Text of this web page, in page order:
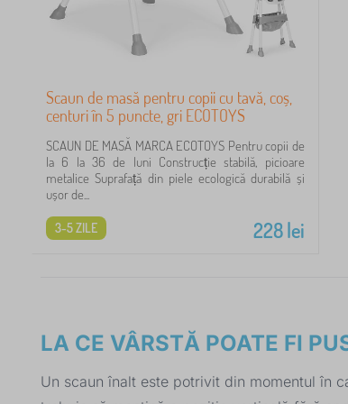
Scaun de masă pentru copii cu tavă, coș,
centuri în 5 puncte, gri ECOTOYS
SCAUN DE MASĂ MARCA ECOTOYS Pentru copii de
la 6 la 36 de luni Construcție stabilă, picioare
metalice Suprafață din piele ecologică durabilă și
ușor de...
228lei
3-5 ZILE
LA CE VÂRSTĂ POATE FI
Un scaun înalt este potrivit din momentul în